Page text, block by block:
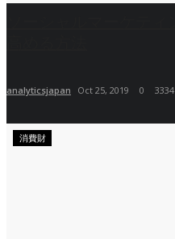
analyticsjapan Oct 25, 2019 0 3334
消費財